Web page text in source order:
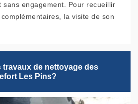
sans engagement. Pour recueillir
la visite de son
travaux de nettoyage des
Les Pins?